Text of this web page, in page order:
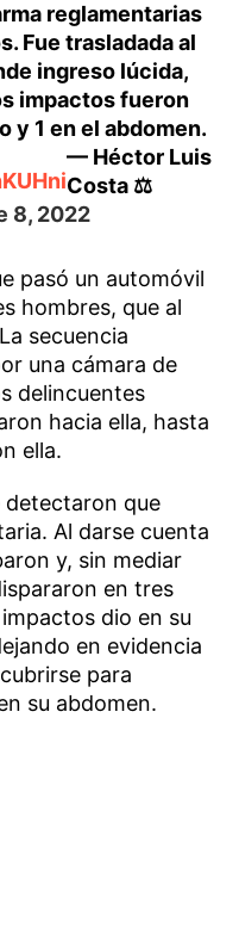
reglamentarias
Fue trasladada al
ingreso lúcida,
impactos fueron
y 1 en el abdomen.
— Héctor Luis
Costa ⚖️
8, 2022
pasó un automóvil
hombres, que al
secuencia
una cámara de
delincuentes
hacia ella, hasta
ella.
detectaron que
Al darse cuenta
y, sin mediar
en tres
dio en su
en evidencia
para
su abdomen.